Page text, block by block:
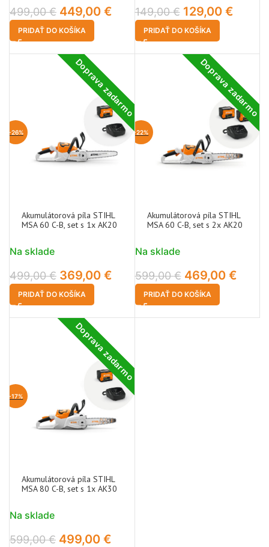
499,00€ 449,00 €
PRIDAŤ DO KOŠÍKA
149,00€ 129,00 €
PRIDAŤ DO KOŠÍKA
Doprava zadarmo
-26%
Akumulátorová píla STIHL
MSA 60 C-B, set s 1x AK20
Na sklade
499,00€ 369,00 €
PRIDAŤ DO KOŠÍKA
Doprava zadarmo
-22%
Akumulátorová píla STIHL
MSA 60 C-B, set s 2x AK20
Na sklade
599,00€ 469,00 €
PRIDAŤ DO KOŠÍKA
Doprava zadarmo
-17%
Akumulátorová píla STIHL
MSA 80 C-B, set s 1x AK30
Na sklade
599,00€ 499,00 €